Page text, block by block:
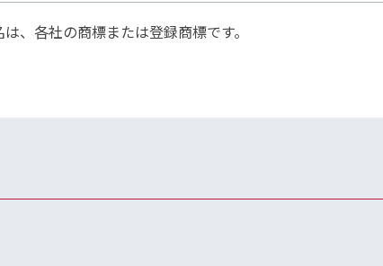
、各社の商標または登録商標です。